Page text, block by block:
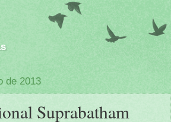
de 2013
Suprabatham